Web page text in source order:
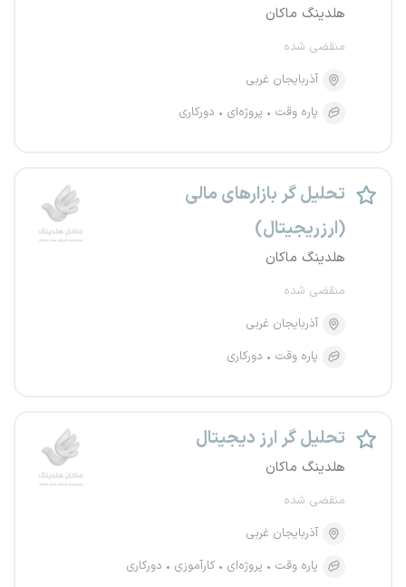
هلدینگ ماکان
منقضی شده
آذربایجان غربی
پاره وقت
پروژه‌ای دورکاری
تحلیل گر بازارهای مالی
(ارزریجیتال)
هلدینگ ماکان
منقضی شده
آذربایجان غربی
پاره وقت
دورکاری
تحلیل گر ارز دیجیتال
هلدینگ ماکان
منقضی شده
آذربایجان غربی
پاره وقت
پروژه‌ای کارآموزی دورکاری